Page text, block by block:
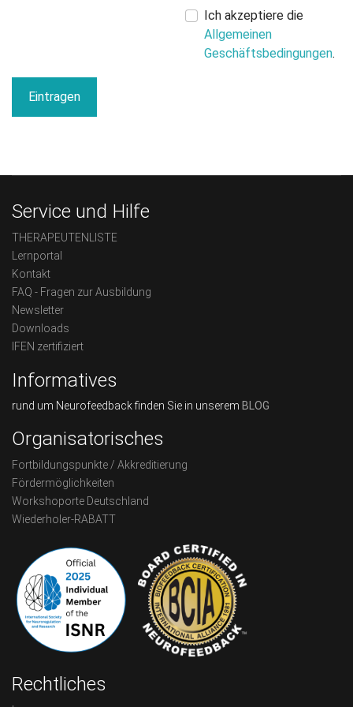
Ich akzeptiere die
Allgemeinen
Geschäftsbedingungen.
Eintragen
Service und Hilfe
THERAPEUTENLISTE
Lernportal
Kontakt
FAQ - Fragen zur Ausbildung
Newsletter
Downloads
IFEN zertifiziert
Informatives
rund um Neurofeedback finden Sie in unserem BLOG
Organisatorisches
Fortbildungspunkte / Akkreditierung
Fördermöglichkeiten
Workshoporte Deutschland
Wiederholer-RABATT
Rechtliches